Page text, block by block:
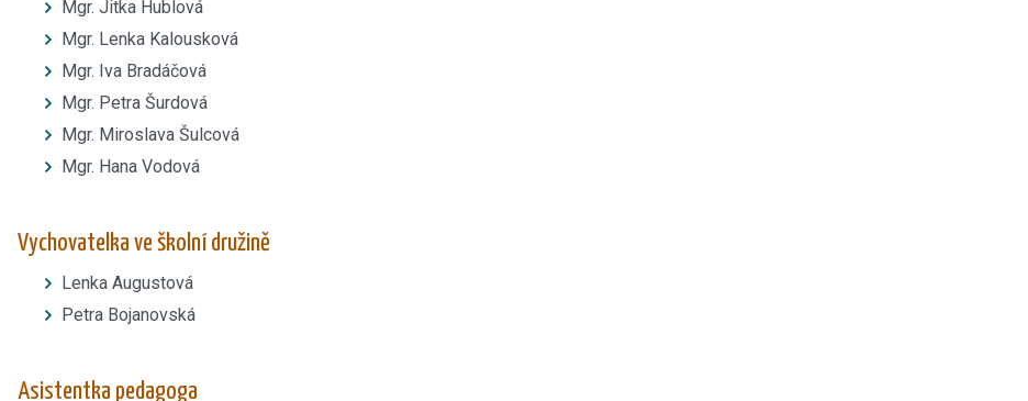
Mgr. Jitka Hublová
Mgr. Lenka Kalousková
Mgr. Iva Bradáčová
Mgr. Petra Šurdová
Mgr. Miroslava Šulcová
Mgr. Hana Vodová
Vychovatelka ve školní družině
Lenka Augustová
Petra Bojanovská
Asistentka pedagoga